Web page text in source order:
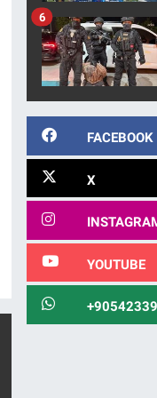
6
FACEBOOK
X
YOUTUBE